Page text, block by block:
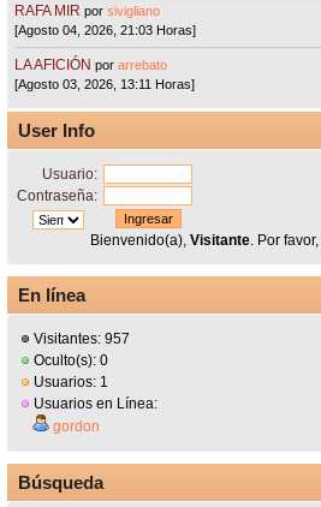
RAFA MIR porsivigliano
[Agosto 04, 2026, 21:03 Horas]
LA AFICIÓN porarrebato
[Agosto 03, 2026, 13:11 Horas]
User Info
Usuario:
Contraseña:
Bienvenido(a), Visitante. Por favor,
En línea
Visitantes: 957
Oculto(s): 0
Usuarios: 1
Usuarios en Línea:
gordon
Búsqueda